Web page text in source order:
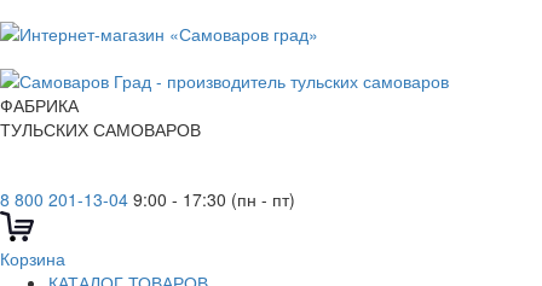
ФАБРИКА
ТУЛЬСКИХ САМОВАРОВ
8 800 201-13-04 9:00 - 17:30 (пн - пт)
Корзина